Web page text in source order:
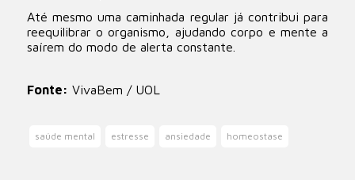
Até mesmo uma caminhada regular já contribui para
reequilibrar o organismo, ajudando corpo e mente a
saírem do modo de alerta constante.
Fonte: VivaBem / UOL
saúde mental estresse ansiedade homeostase